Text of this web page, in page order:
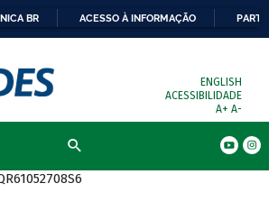
BR ACESSO À INFORMAÇÃO
ENGLISH
ACESSIBILIDADE
A+ A-